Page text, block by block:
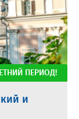
и
ПЕРИОД!